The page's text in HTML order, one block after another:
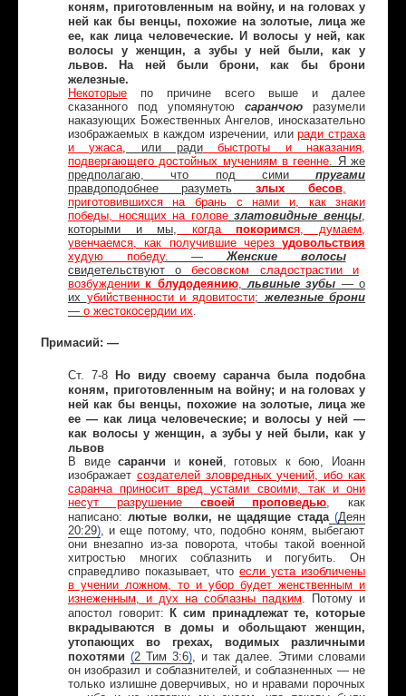
коням, приготовленным на войну, и на головах у
ней как бы венцы, похожие на золотые, лица же
ее, как лица человеческие. И волосы у ней, как
волосы у женщин, а зубы у ней были, как у
львов. На ней были брони, как бы брони
железные.
Некоторыепо причине всего выше и далее
сказанного под упомянутою
саранчою
разумели
наказующих Божественных Ангелов, иносказательно
изображаемых в каждом изречении, илиради страха
и ужаса, или радибыстроты и наказания,
подвергающего достойных мучениям в геенне. Я же
предполагаю, что под симипругами
правдоподобнее разуметь
злых бесов,
приготовившихся на брань с нами и, как знаки
победы, носящих на голове златовидные венцы,
которыми и мы, когдапокоримся, думаем,
увенчаемся, как получившие черезудовольствия
худую победу. —
Женские волосы
свидетельствуют обесовском сладострастии и
возбуждениик блудодеянию, львиные зубы — о
их убийственности и ядовитости;железные брони
— о жестокосердии их.
Примасий: —
Ст. 7-8
Но виду своему саранча была подобна
коням, приготовленным на войну; и на головах у
ней как бы венцы, похожие на золотые, лица же
ее — как лица человеческие; и волосы у ней —
как волосы у женщин, а зубы у ней были, как у
львов
В видесаранчи и коней, готовых к бою, Иоанн
изображает создателей зловредных учений, ибо как
саранча приносит вред устами своими, так и они
несут разрушение своей проповедью, как
написано: лютые волки, не щадящие стада(Деян
20:29), и еще потому, что, подобно коням, выбегают
они внезапно из-за поворота, чтобы такой военной
хитростью многих соблазнить и погубить. Он
справедливо показывает, чтоесли уста изобличены
в учении ложном, то и убор будет женственным и
изнеженным, и дух на соблазны падким. Потому и
апостол говорит: К сим принадлежат те, которые
вкрадываются в домы и обольщают женщин,
утопающих во грехах, водимых различными
похотями (2 Тим 3:6), и так далее. Этими словами
он изобразил и соблазнителей, и соблазненных — не
только излишне доверчивых, но и нравами порочных